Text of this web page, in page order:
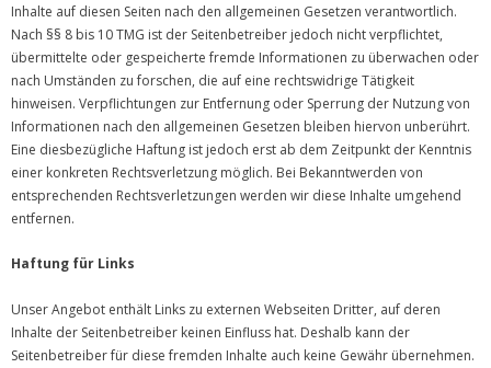
Inhalte auf diesen Seiten nach den allgemeinen Gesetzen verantwortlich.
Nach §§ 8 bis 10 TMG ist der Seitenbetreiber jedoch nicht verpflichtet,
übermittelte oder gespeicherte fremde Informationen zu überwachen oder
nach Umständen zu forschen, die auf eine rechtswidrige Tätigkeit
hinweisen. Verpflichtungen zur Entfernung oder Sperrung der Nutzung von
Informationen nach den allgemeinen Gesetzen bleiben hiervon unberührt.
Eine diesbezügliche Haftung ist jedoch erst ab dem Zeitpunkt der Kenntnis
einer konkreten Rechtsverletzung möglich. Bei Bekanntwerden von
entsprechenden Rechtsverletzungen werden wir diese Inhalte umgehend
entfernen.
Haftung für Links
Unser Angebot enthält Links zu externen Webseiten Dritter, auf deren
Inhalte der Seitenbetreiber keinen Einfluss hat. Deshalb kann der
Seitenbetreiber für diese fremden Inhalte auch keine Gewähr übernehmen.